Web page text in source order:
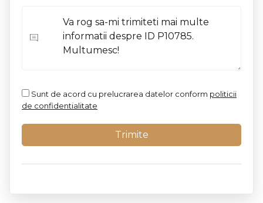
Sunt de acord cu prelucrarea datelor conform politicii
de confidentialitate